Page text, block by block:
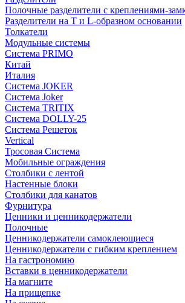
Полочные разделители с креплениями-
Разделители на Т и L-образном основании
Толкатели
Модульные системы
Система PRIMO
Китай
Италия
Система JOKER
Система Joker
Система TRITIX
Система DOLLY-25
Система Решеток
Vertical
Тросовая Система
Мобильные ограждения
Столбики с лентой
Настенные блоки
Столбики для канатов
Фурнитура
Ценники и ценникодержатели
Полочные
Ценникодержатели самоклеющиеся
Ценникодержатели с гибким креплением
На гастрономию
Вставки в ценникодержатели
На магните
На прищепке